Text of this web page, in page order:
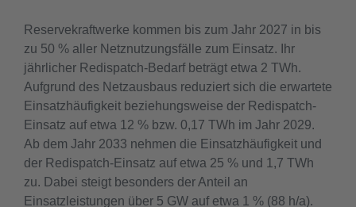
Reservekraftwerke kommen bis zum Jahr 2027 in bis
zu 50 % aller Netznutzungsfälle zum Einsatz. Ihr
jährlicher Redispatch-Bedarf beträgt etwa 2 TWh.
Aufgrund des Netzausbaus reduziert sich die erwartete
Einsatzhäufigkeit beziehungsweise der Redispatch-
Einsatz auf etwa 12 % bzw. 0,17 TWh im Jahr 2029.
Ab dem Jahr 2033 nehmen die Einsatzhäufigkeit und
der Redispatch-Einsatz auf etwa 25 % und 1,7 TWh
zu. Dabei steigt besonders der Anteil an
Einsatzleistungen über 5 GW auf etwa 1 % (88 h/a).